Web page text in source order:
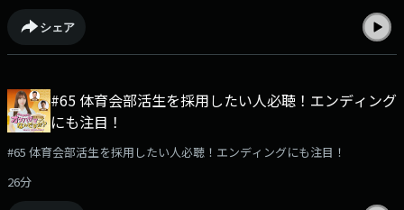
シェア
#65 体育会部活生を採用したい人必聴！エンディング
にも注目！
#65 体育会部活生を採用したい人必聴！エンディングにも注目！
26分